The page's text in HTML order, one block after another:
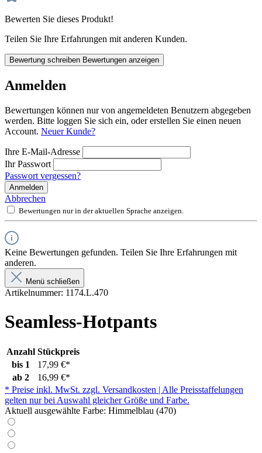
Bewerten Sie dieses Produkt!
Teilen Sie Ihre Erfahrungen mit anderen Kunden.
Bewertung schreiben Bewertungen anzeigen
Anmelden
Bewertungen können nur von angemeldeten Benutzern abgegeben
werden. Bitte loggen Sie sich ein, oder erstellen Sie einen neuen
Account. Neuer Kunde?
Ihre E-Mail-Adresse
Ihr Passwort
Passwort vergessen?
Anmelden
Abbrechen
Bewertungen nur in der aktuellen Sprache anzeigen.
Keine Bewertungen gefunden. Teilen Sie Ihre Erfahrungen mit
anderen.
Menü schließen
Artikelnummer: 1174.L.470
Seamless-Hotpants
Anzahl Stückpreis
bis 1
17,99 €*
ab 2
16,99 €*
* Preise inkl. MwSt. zzgl. Versandkosten | Alle Preisstaffelungen
gelten nur bei Auswahl gleicher Größe und Farbe.
Aktuell ausgewählte Farbe: Himmelblau (470)